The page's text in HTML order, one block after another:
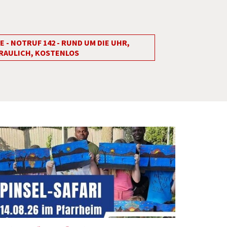
online hier >>
- NOTRUF 142 - RUND UM DIE UHR,
KOSTENLOS